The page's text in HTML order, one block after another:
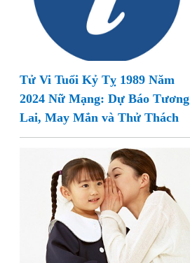
Tử Vi Tuổi Kỷ Tỵ 1989 Năm
2024 Nữ Mạng: Dự Báo Tương
Lai, May Mắn và Thử Thách